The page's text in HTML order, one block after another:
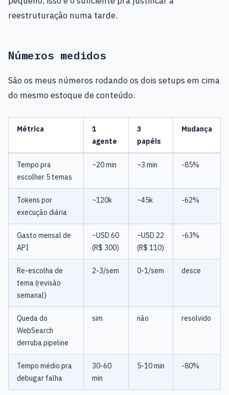
reestruturação numa tarde.
Números medidos
São os meus números rodando os dois setups em cima
do mesmo estoque de conteúdo.
Métrica
1
agente
3
papéis
Mudança
Tempo pra
escolher 5 temas
~20 min ~3 min -85%
Tokens por
execução diária
~120k ~45k -62%
Gasto mensal de
API
~USD 60
(R$ 300)
~USD 22
(R$ 110)
-63%
Re-escolha de
tema (revisão
semanal)
2-3/sem 0-1/sem desce
Queda do
WebSearch
derruba pipeline
sim não resolvido
Tempo médio pra
debugar falha
30-60
min
5-10 min -80%